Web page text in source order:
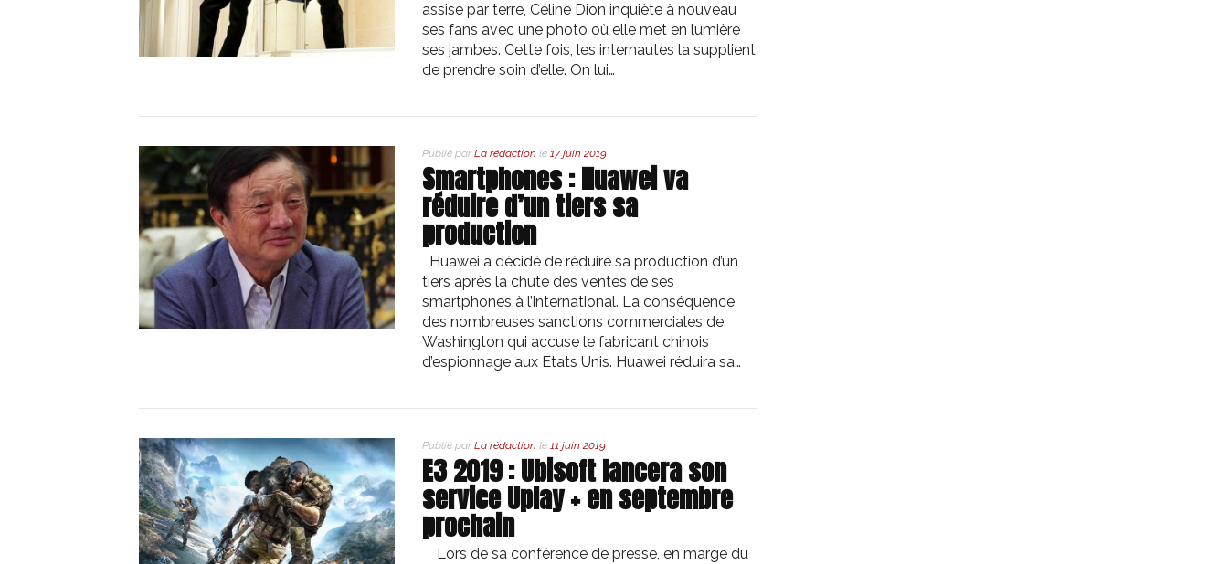
assise par terre, Céline Dion inquiète à nouveau
ses fans avec une photo où elle met en lumière
ses jambes. Cette fois, les internautes la supplient
de prendre soin d’elle. On lui…
Publié par La rédaction le 17 juin 2019
Smartphones : Huawei va
réduire d’un tiers sa
production
Huawei a décidé de réduire sa production d’un
tiers après la chute des ventes de ses
smartphones à l’international. La conséquence
des nombreuses sanctions commerciales de
Washington qui accuse le fabricant chinois
d’espionnage aux Etats Unis. Huawei réduira sa…
Publié par La rédaction le 11 juin 2019
E3 2019 : Ubisoft lancera son
service Uplay + en septembre
prochain
Lors de sa conférence de presse, en marge du